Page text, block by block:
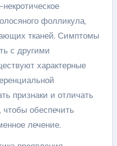
фолликула,
тканей. Симптомы
с другими
характерные
признаки и отличать
чтобы обеспечить
лечение.